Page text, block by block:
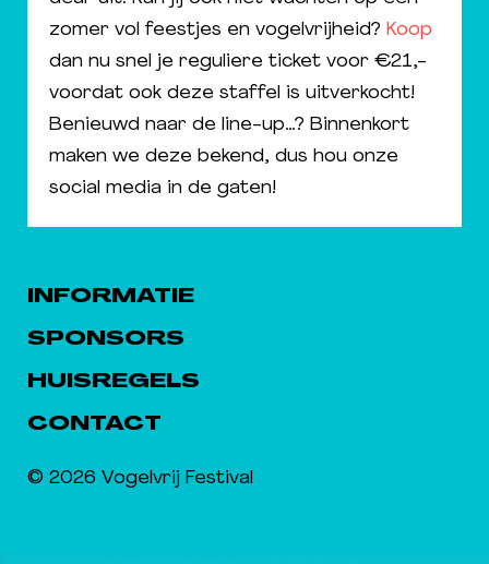
zomer vol feestjes en vogelvrijheid? Koop
dan nu snel je reguliere ticket voor €21,-
voordat ook deze staffel is uitverkocht!
Benieuwd naar de line-up…? Binnenkort
maken we deze bekend, dus hou onze
social media in de gaten!
INFORMATIE
SPONSORS
HUISREGELS
CONTACT
© 2026 Vogelvrij Festival